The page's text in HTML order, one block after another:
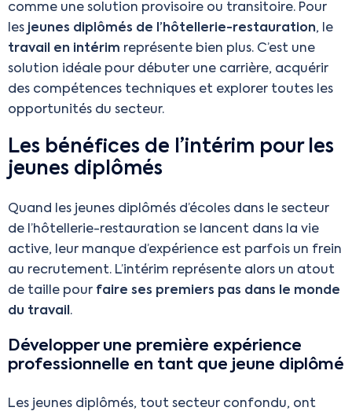
comme une solution provisoire ou transitoire. Pour
les jeunes diplômés de l’hôtellerie-restauration, le
travail en intérim représente bien plus. C’est une
solution idéale pour débuter une carrière, acquérir
des compétences techniques et explorer toutes les
opportunités du secteur.
Les bénéfices de l’intérim pour les
jeunes diplômés
Quand les jeunes diplômés d’écoles dans le secteur
de l’hôtellerie-restauration se lancent dans la vie
active, leur manque d’expérience est parfois un frein
au recrutement. L’intérim représente alors un atout
de taille pour faire ses premiers pas dans le monde
du travail .
Développer une première expérience
professionnelle en tant que jeune diplômé
Les jeunes diplômés, tout secteur confondu, ont